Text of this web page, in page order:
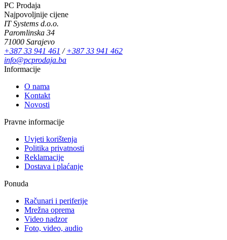
PC Prodaja
Najpovoljnije cijene
IT Systems d.o.o.
Paromlinska 34
71000 Sarajevo
+387 33 941 461 /+387 33 941 462
info@pcprodaja.ba
Informacije
O nama
Kontakt
Novosti
Pravne informacije
Uvjeti korištenja
Politika privatnosti
Reklamacije
Dostava i plaćanje
Ponuda
Računari i periferije
Mrežna oprema
Video nadzor
Foto, video, audio